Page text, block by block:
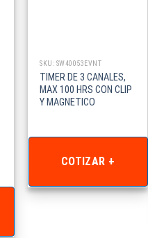
SKU: SW40053EVNT
TIMER DE 3 CANALES,
MAX 100 HRS CON CLIP
Y MAGNETICO
COTIZAR +